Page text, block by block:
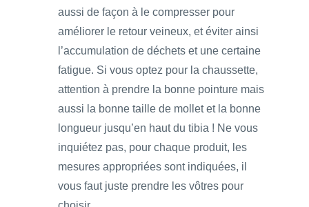
aussi de façon à le compresser pour
améliorer le retour veineux, et éviter ainsi
l’accumulation de déchets et une certaine
fatigue. Si vous optez pour la chaussette,
attention à prendre la bonne pointure mais
aussi la bonne taille de mollet et la bonne
longueur jusqu’en haut du tibia ! Ne vous
inquiétez pas, pour chaque produit, les
mesures appropriées sont indiquées, il
vous faut juste prendre les vôtres pour